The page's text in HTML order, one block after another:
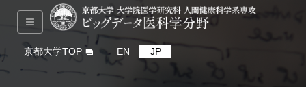
京都大学TOP EN JP